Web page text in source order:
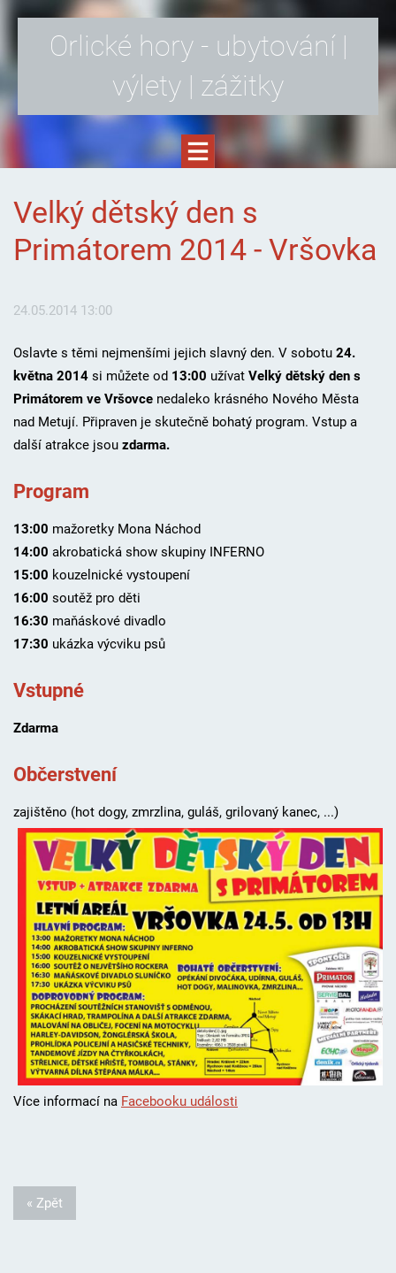
Orlické hory - ubytování |
výlety | zážitky
Velký dětský den s
Primátorem 2014 - Vršovka
24.05.2014 13:00
Oslavte s těmi nejmenšími jejich slavný den. V sobotu 24.
května 2014si můžete od 13:00 užívat Velký dětský den s
Primátorem ve Vršovcenedaleko krásného Nového Města
nad Metují. Připraven je skutečně bohatý program. Vstup a
další atrakce jsou zdarma.
Program
13:00 mažoretky Mona Náchod
14:00 akrobatická show skupiny INFERNO
15:00 kouzelnické vystoupení
16:00 soutěž pro děti
16:30 maňáskové divadlo
17:30 ukázka výcviku psů
Vstupné
Zdarma
Občerstvení
zajištěno (hot dogy, zmrzlina, guláš, grilovaný kanec, ...)
Více informací na Facebooku události
« Zpět